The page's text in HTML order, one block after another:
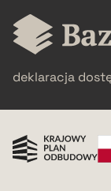
BIBTEX
pobierz cytat
deklaracja